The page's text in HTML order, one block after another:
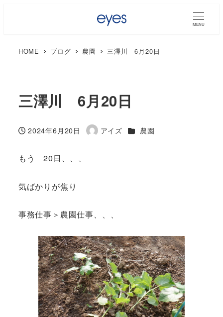
MENU
HOME ブログ 農園 三澤川 6月20日
三澤川 6月20日
投稿日
2024年6月20日
著
アイズ カテゴリー
農園
もう 20日、、、
気ばかりが焦り
事務仕事＞農園仕事、、、